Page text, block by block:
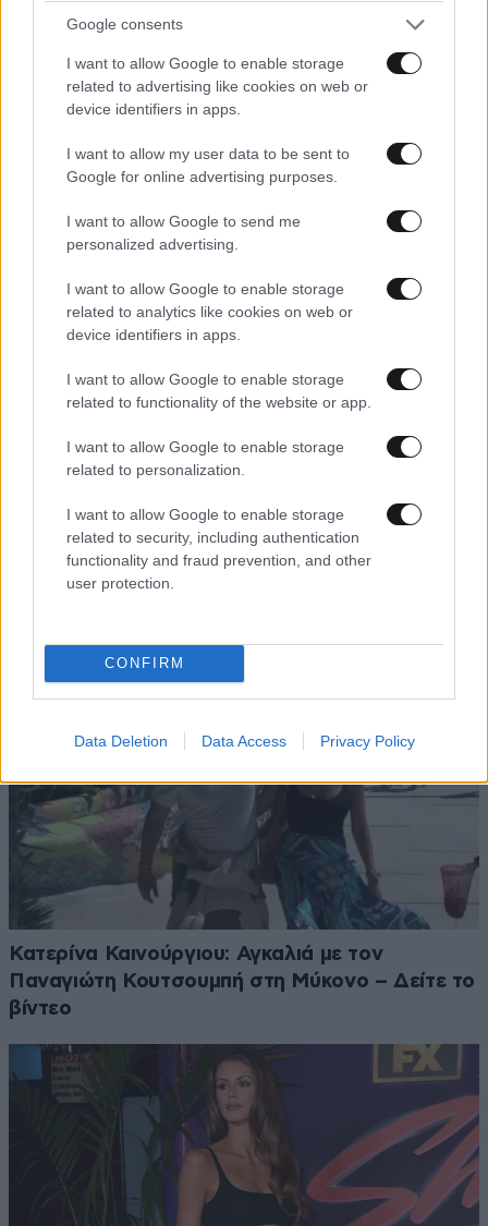
Google consents
I want to allow Google to enable storage
related to advertising like cookies on web or
device identifiers in apps.
I want to allow my user data to be sent to
Google for online advertising purposes.
I want to allow Google to send me
personalized advertising.
I want to allow Google to enable storage
related to analytics like cookies on web or
device identifiers in apps.
I want to allow Google to enable storage
related to functionality of the website or app.
I want to allow Google to enable storage
related to personalization.
I want to allow Google to enable storage
related to security, including authentication
functionality and fraud prevention, and other
user protection.
CONFIRM
Data Deletion Data Access Privacy Policy
Βικτόρια Μπέκαμ: Με μαύρο μπικίνι και
γυμνασμένα χέρια στο γιοτ των 19 εκατ. ευρώ
στο Σεν Τροπέ
Γιάννης Τσιμιτσέλης: Οι σπάνιες φωτογραφίες
με τον αδελφό του και οι ευχές για τα γενέθλιά
Κατερίνα Καινούργιου: Αγκαλιά με τον
Παναγιώτη Κουτσουμπή στη Μύκονο – Δείτε το
βίντεο